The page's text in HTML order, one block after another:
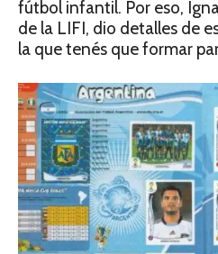
fútbol infantil. Por eso,
de la LIFI, dio detalles de
la que tenés que formar